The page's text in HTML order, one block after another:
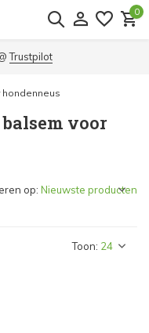
0
Trustpilot
voor
Toon:
op: